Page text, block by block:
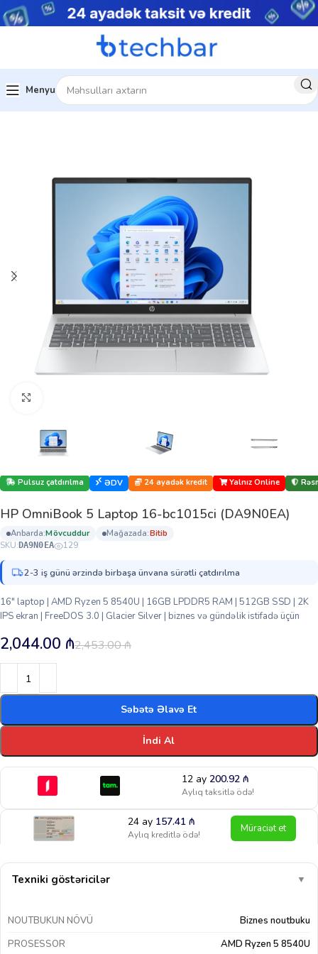
Menyu
Ev Noutbuklar Biznes noutbukları
Pulsuz çatdırılma ƏDV 24 ayadək kredit Yalnız Online
HP OmniBook 5 Laptop 16-bc1015ci (DA9N0EA)
anbarda: mövcuddur mağazada:
bi̇ti̇b
SKU: DA9N0EA 129
2-3 iş günü ərzində birbaşa ünvana sürətli çatdırılma
16″ laptop | AMD Ryzen 5 8540U | 16GB LPDDR5 RAM | 512GB SSD | 2K
IPS ekran | FreeDOS 3.0 | Glacier Silver | biznes və gündəlik istifadə üçün
2,453.00₼
2,044.00 ₼
Səbətə Əlavə Et
İndi Al
12 ay 200.92 ₼
Aylıq taksitlə ödə!
24 ay 157.41₼
Aylıq kreditlə ödə! Müraciət et
Texniki göstəricilər ▼
NOUTBUKUN NÖVÜ
Biznes noutbuku
PROSESSOR
AMD Ryzen 5 8540U